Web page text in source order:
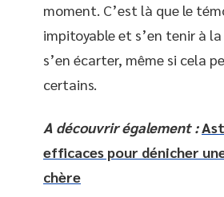
moment. C’est là que le
impitoyable et s’en tenir à
s’en écarter, même si cela
certains.
A découvrir également :
efficaces pour dénicher
chère